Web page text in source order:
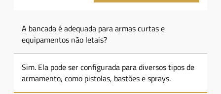
A bancada é adequada para armas curtas e
equipamentos não letais?
Sim. Ela pode ser configurada para diversos tipos de
armamento, como pistolas, bastões e sprays.